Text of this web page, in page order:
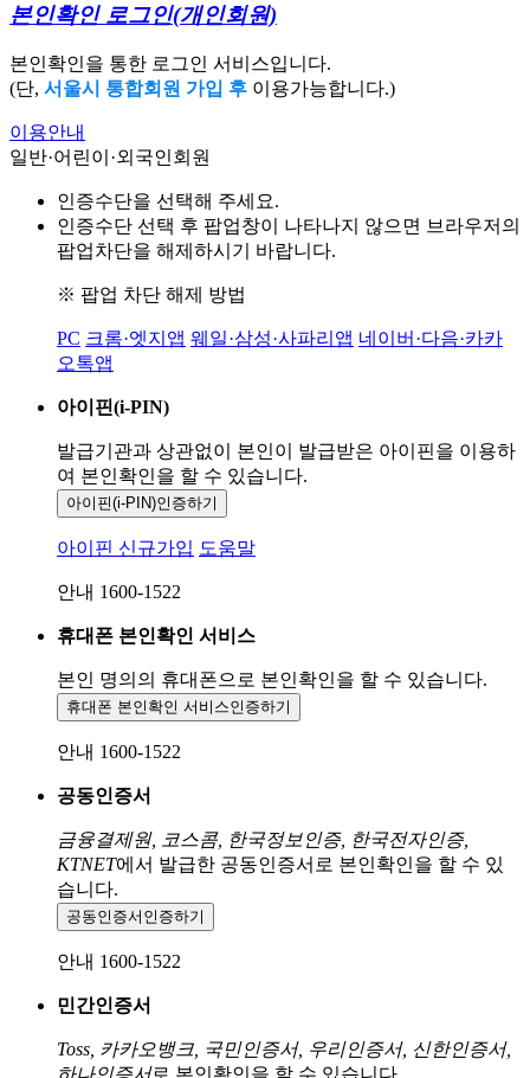
본인확인 로그인(개인회원)
본인확인을 통한 로그인 서비스입니다.
(단, 서울시 통합회원 가입 후 이용가능합니다.)
이용안내
일반·어린이·외국인회원
인증수단을 선택해 주세요.
인증수단 선택 후 팝업창이 나타나지 않으면 브라우저의
팝업차단을 해제하시기 바랍니다.
※ 팝업 차단 해제 방법
PC 크롬·엣지앱 웨일·삼성·사파리앱 네이버·다음·카카
오톡앱
아이핀(i-PIN)
발급기관과 상관없이 본인이 발급받은 아이핀을 이용하
여 본인확인을 할 수 있습니다.
아이핀(i-PIN)인증하기
아이핀 신규가입 도움말
안내 1600-1522
휴대폰 본인확인 서비스
본인 명의의 휴대폰으로 본인확인을 할 수 있습니다.
휴대폰 본인확인 서비스인증하기
안내 1600-1522
공동인증서
금융결제원, 코스콤, 한국정보인증, 한국전자인증,
KTNET에서 발급한 공동인증서로 본인확인을 할 수 있
습니다.
공동인증서 인증하기
안내 1600-1522
민간인증서
Toss, 카카오뱅크, 국민인증서, 우리인증서, 신한인증서,